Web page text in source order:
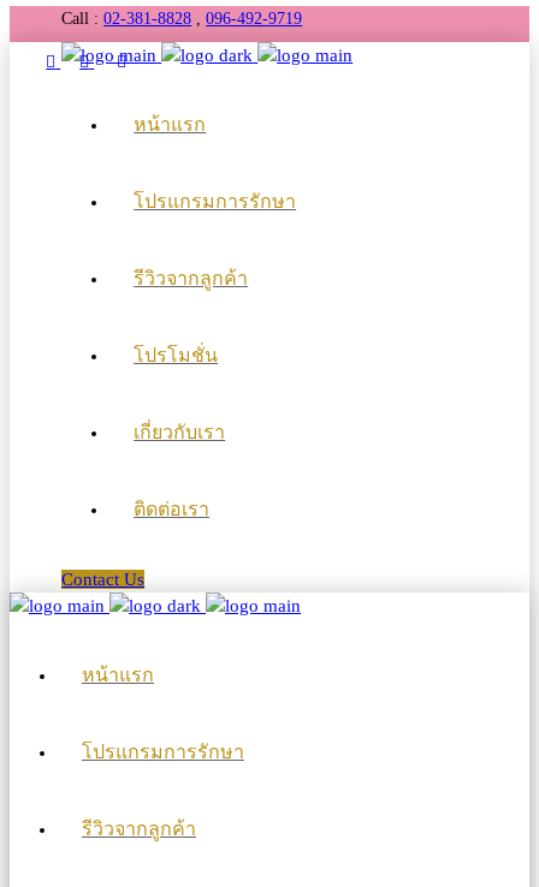
Call :02-381-8828 ,096-492-9719
หน้าแรก
โปรแกรมการรักษา
รีวิวจากลูกค้า
โปรโมชั่น
เกี่ยวกับเรา
ติดต่อเรา
Contact Us
หน้าแรก
โปรแกรมการรักษา
รีวิวจากลูกค้า